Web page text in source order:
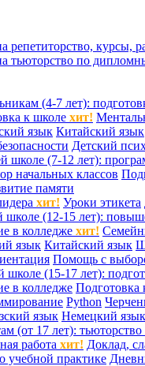
репетиторство, курсы,
тьюторство по
(4-7 лет):
к школе хит!
язык Китайский язык
Детский
школе (7-12 лет):
начальных классов
памяти
хит! Уроки этикета
школе (12-15 лет):
в колледже хит!
язык Китайский язык
Помощь с
школе (15-17 лет):
в колледже Подготовка
Python
язык Немецкий язык
(от 17 лет):
работа хит! Доклад,
учебной практике